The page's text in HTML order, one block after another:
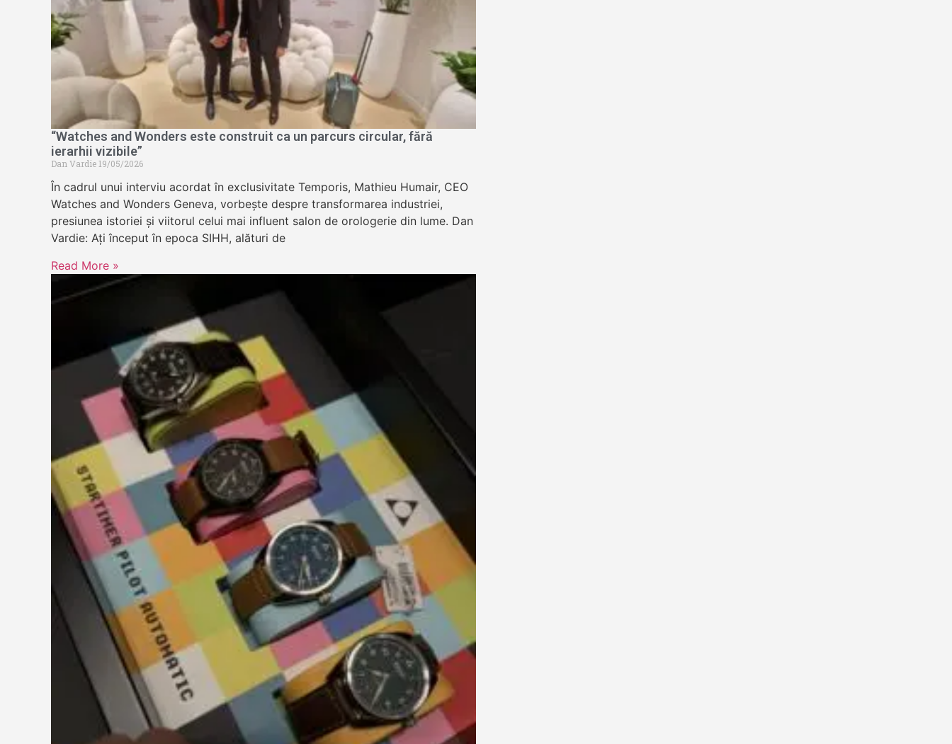
“Watches and Wonders este construit ca un parcurs circular, fără
ierarhii vizibile”
Dan Vardie19/05/2026
În cadrul unui interviu acordat în exclusivitate Temporis, Mathieu Humair, CEO
Watches and Wonders Geneva, vorbește despre transformarea industriei,
presiunea istoriei și viitorul celui mai influent salon de orologerie din lume. Dan
Vardie: Ați început în epoca SIHH, alături de
Read More »